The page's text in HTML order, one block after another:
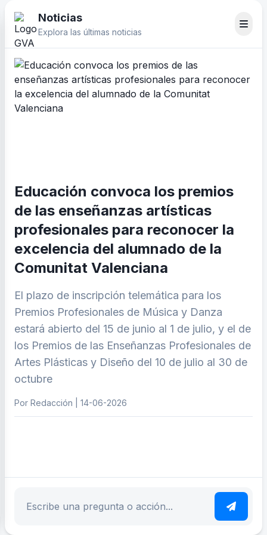
Noticias
Explora las últimas noticias
Educación convoca los premios
de las enseñanzas artísticas
profesionales para reconocer la
excelencia del alumnado de la
Comunitat Valenciana
El plazo de inscripción telemática para los
Premios Profesionales de Música y Danza
estará abierto del 15 de junio al 1 de julio, y el de
los Premios de las Enseñanzas Profesionales de
Artes Plásticas y Diseño del 10 de julio al 30 de
octubre
Por Redacción | 14-06-2026
Escribe tu pregunta